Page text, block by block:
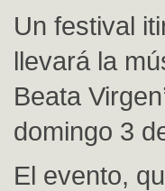
Un festival
llevará la
Beata
domingo 3
El evento,